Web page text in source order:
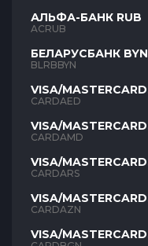
АЛЬФА-БАНК RUB
ACRUB
БЕЛАРУСБАНК BYN
BLRBBYN
VISA/MASTERCARD
AED
CARDAED
VISA/MASTERCARD
AMD
CARDAMD
VISA/MASTERCARD
ARS
CARDARS
VISA/MASTERCARD
AZN
CARDAZN
VISA/MASTERCARD